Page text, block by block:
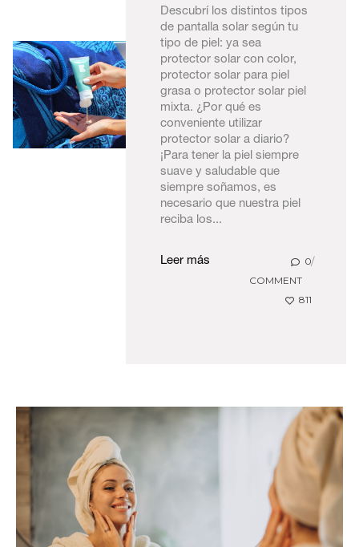
Descubrí los distintos tipos
de pantalla solar según tu
tipo de piel: ya sea
protector solar con color,
protector solar para piel
grasa o protector solar piel
mixta. ¿Por qué es
conveniente utilizar
protector solar a diario?
¡Para tener la piel siempre
suave y saludable que
siempre soñamos, es
necesario que nuestra piel
reciba los...
Leer más
0
COMMENT
811